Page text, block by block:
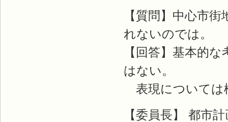
【質問】中心市
れないのでは。
【回答】基本的
はない。
表現については
【委員長】 都市